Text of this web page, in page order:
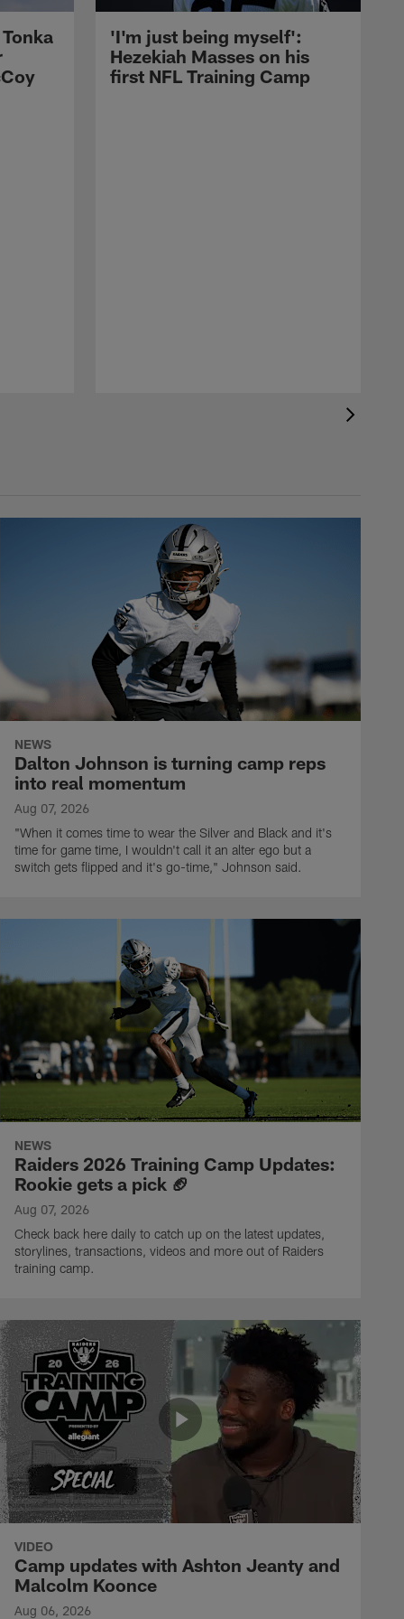
'I'm just being myself':
Hezekiah Masses on his
first NFL Training Camp
NEWS
Dalton Johnson is turning camp reps
into real momentum
Aug 07, 2026
"When it comes time to wear the Silver and Black and it's
time for game time, I wouldn't call it an alter ego but a
switch gets flipped and it's go-time," Johnson said.
NEWS
Raiders 2026 Training Camp Updates:
Rookie gets a pick 🏈
Aug 07, 2026
Check back here daily to catch up on the latest updates,
storylines, transactions, videos and more out of Raiders
training camp.
VIDEO
Camp updates with Ashton Jeanty and
Malcolm Koonce
Aug 06, 2026